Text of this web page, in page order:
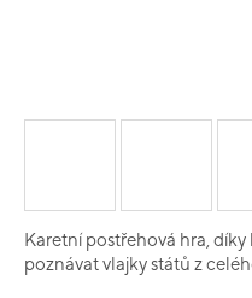
Karetní postřehová hra,
poznávat vlajky států z